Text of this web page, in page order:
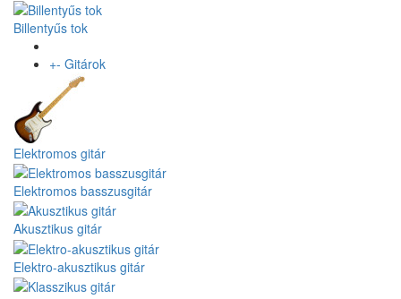
Billentyűs tok
+- Gitárok
Elektromos gitár
Elektromos basszusgitár
Akusztikus gitár
Elektro-akusztikus gitár